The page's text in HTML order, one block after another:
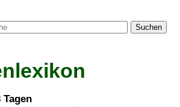
Suchen
Tagen